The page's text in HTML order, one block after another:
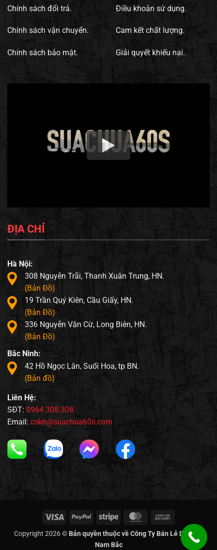
Chính sách đổi trả.
Chính sách vận chuyển.
Chính sách bảo mật.
Điều khoản sử dụng.
Cam kết chất lượng.
Giải quyết khiếu nại.
ĐỊA CHỈ
Hà Nội:
308 Nguyễn Trãi, Thanh Xuân Trung, HN.
(Bản Đồ)
19 Trần Quý Kiên, Cầu Giấy, HN.
(Bản Đồ)
336 Nguyễn Văn Cừ, Long Biên, HN.
(Bản Đồ)
Bắc Ninh:
42 Hồ Ngọc Lân, Suối Hoa, tp BN.
(Bản đồ)
Liên Hệ:
SĐT: 0964.308.308
Email: cskh@suachua60s.com
Visa PayPal Stripe MasterCard
Delivery
Copyright 2026 © Bản quyền thuộc về Công Ty Bán Lẻ Di Động
Nam Bắc